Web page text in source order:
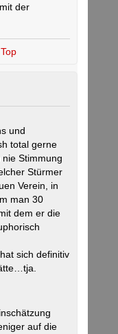
der
und
total gerne
Stimmung
Stürmer
Verein, in
man 30
dem er die
sich definitiv
auf die